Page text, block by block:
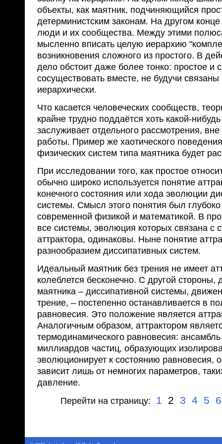
объекты, как маятник, подчиняющийся
детерминистским законам. На другом
люди и их сообщества. Между этими
мысленно вписать целую иерархию
возникновения сложного из простого. В
дело обстоит даже более тонко: простое и
сосуществовать вместе, не будучи
иерархически.
Что касается человеческих сообществ,
крайне трудно поддаётся хоть какой-
заслуживает отдельного рассмотрения,
работы. Пример же хаотического
физических систем типа маятника будет
При исследовании того, как простое
обычно широко используется понятие
конечного состояния или хода эволюции
системы. Смысл этого понятия был
современной физикой и математикой. В
все системы, эволюция которых связана с
аттрактора, одинаковы. Ныне понятие
разнообразием диссипативных систем.
Идеальный маятник без трения не имеет
колеблется бесконечно. С другой стороны,
маятника – диссипативной системы,
трение, – постепенно останавливается в
равновесия. Это положение является
Аналогичным образом, аттрактором
термодинамического равновесия:
миллиардов частиц, образующих
эволюционирует к состоянию равновесия,
зависит лишь от немногих параметров,
давление.
Перейти на страницу:
1 2 3 4 5 6